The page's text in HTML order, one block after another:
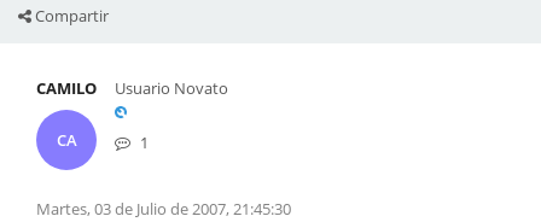
Compartir
CAMILO
CA
Usuario Novato
1
Martes, 03 de Julio de 2007, 21:45:30